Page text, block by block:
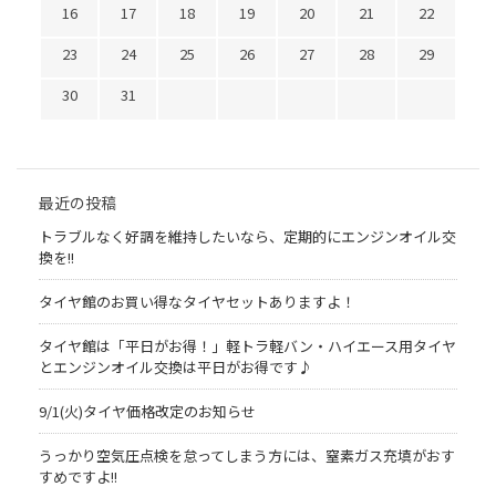
16
17 18 19 20 21
22
23
24 25 26 27 28
29
30
31
最近の投稿
トラブルなく好調を維持したいなら、定期的にエンジンオイル交
換を!!
タイヤ館のお買い得なタイヤセットありますよ！
タイヤ館は「平日がお得！」軽トラ軽バン・ハイエース用タイヤ
とエンジンオイル交換は平日がお得です♪
9/1(火)タイヤ価格改定のお知らせ
うっかり空気圧点検を怠ってしまう方には、窒素ガス充填がおす
すめですよ!!